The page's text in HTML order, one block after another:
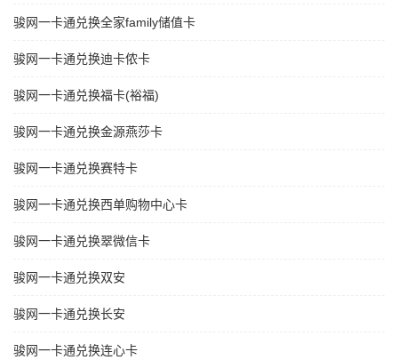
骏网一卡通兑换全家family储值卡
骏网一卡通兑换迪卡侬卡
骏网一卡通兑换福卡(裕福)
骏网一卡通兑换金源燕莎卡
骏网一卡通兑换赛特卡
骏网一卡通兑换西单购物中心卡
骏网一卡通兑换翠微信卡
骏网一卡通兑换双安
骏网一卡通兑换长安
骏网一卡通兑换连心卡